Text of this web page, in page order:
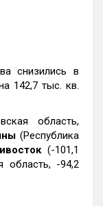
снизились в
142,7 тыс. кв.
область,
(Республика
(-101,1
область, -94,2